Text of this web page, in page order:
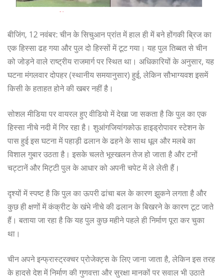
बीजिंग, 12 नवंबर: चीन के सिचुआन प्रांत में हाल ही में बने होंगकी ब्रिज का
एक हिस्सा ढह गया और पुल दो हिस्सों में टूट गया। यह पुल तिब्बत से चीन
को जोड़ने वाले राष्ट्रीय राजमार्ग पर स्थित था। अधिकारियों के अनुसार, यह
घटना मंगलवार दोपहर (स्थानीय समयानुसार) हुई, लेकिन सौभाग्यवश इसमें
किसी के हताहत होने की खबर नहीं है।
सोशल मीडिया पर वायरल हुए वीडियो में देखा जा सकता है कि पुल का एक
हिस्सा नीचे नदी में गिर रहा है। शुआंगजियांगकोऊ हाइड्रोपावर स्टेशन के
पास हुई इस घटना में पहाड़ी ढलान के ढहने के साथ धूल और मलबे का
विशाल गुबार उठता है। इसके चलते भूस्खलन तेज हो जाता है और टनों
चट्टानें और मिट्टी पुल के आधार को अपनी चपेट में ले लेती हैं।
दृश्यों में स्पष्ट है कि पुल का ऊपरी ढांचा बल के कारण झुकने लगता है और
कुछ ही क्षणों में कंक्रीट के खंभे नीचे की ढलान के बिखरने के कारण टूट जाते
हैं। बताया जा रहा है कि यह पुल कुछ महीने पहले ही निर्माण पूरा कर चुका
था।
चीन अपने इन्फ्रास्ट्रक्चर प्रोजेक्ट्स के लिए जाना जाता है, लेकिन इस तरह
के हादसे देश में निर्माण की गुणवत्ता और सुरक्षा मानकों पर सवाल भी उठाते